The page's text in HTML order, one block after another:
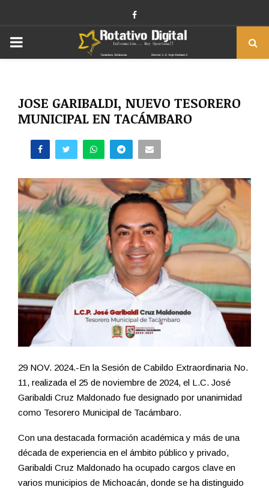
Facebook
PRIMARY
JOSE GARIBALDI, NUEVO TESORERO
MUNICIPAL EN TACÁMBARO
29 NOV. 2024.-En la Sesión de Cabildo Extraordinaria No.
11, realizada el 25 de noviembre de 2024, el L.C. José
Garibaldi Cruz Maldonado fue designado por unanimidad
como Tesorero Municipal de Tacámbaro.
Con una destacada formación académica y más de una
década de experiencia en el ámbito público y privado,
Garibaldi Cruz Maldonado ha ocupado cargos clave en
varios municipios de Michoacán, donde se ha distinguido